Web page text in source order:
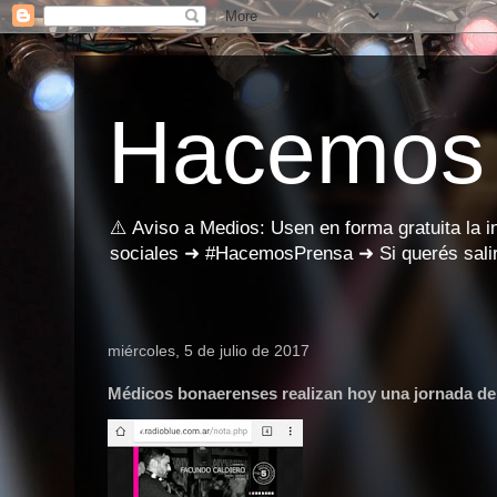
⚠️ Aviso a Medios: Usen en forma gratuita la
sociales ➜ #HacemosPrensa ➜ Si querés
miércoles, 5 de julio de 2017
Médicos bonaerenses realizan hoy una jornada